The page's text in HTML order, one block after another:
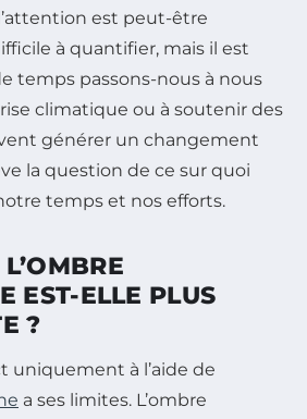
est peut-être
à quantifier, mais il est
temps passons-nous à nous
climatique ou à soutenir des
générer un changement
la question de ce sur quoi
temps et nos efforts.
EST-ELLE PLUS
?
uniquement à l’aide de
a ses limites. L’ombre